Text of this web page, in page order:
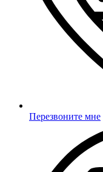
Перезвоните мне